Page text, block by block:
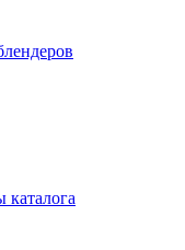
каталога